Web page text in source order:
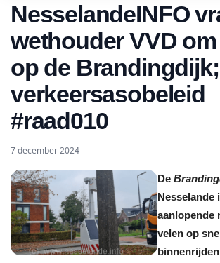
NesselandeINFO
wethouder VVD
op de
verkeersasobeleid
#raad010
7 december 2024
De
Nesselande
aanlopende
velen op